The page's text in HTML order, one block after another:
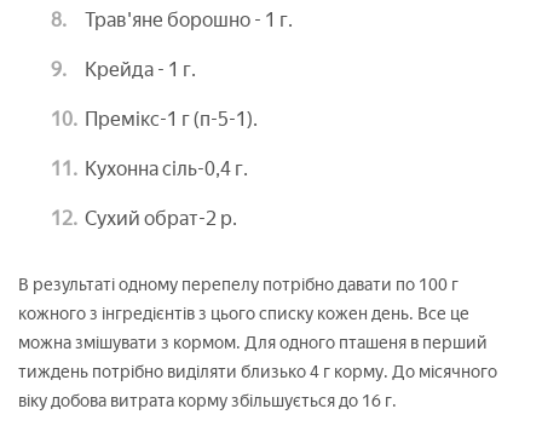
Трав'яне борошно - 1 г.
Крейда - 1 г.
Премікс-1 г (п-5-1).
Кухонна сіль-0,4 г.
Сухий обрат-2 р.
В результаті одному перепелу потрібно давати по 100 г
кожного з інгредієнтів з цього списку кожен день. Все це
можна змішувати з кормом. Для одного пташеня в перший
тиждень потрібно виділяти близько 4 г корму. До місячного
віку добова витрата корму збільшується до 16 г.